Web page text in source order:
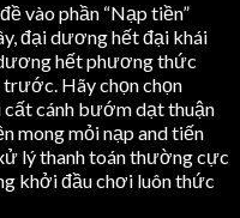
vào phần “Nạp tiền”
đại dương hết đại khái
hết phương thức
Hãy chọn chọn
cánh bướm dạt thuận
mong mỏi nạp and tiến
lý thanh toán thường cực
khởi đầu chơi luôn thức